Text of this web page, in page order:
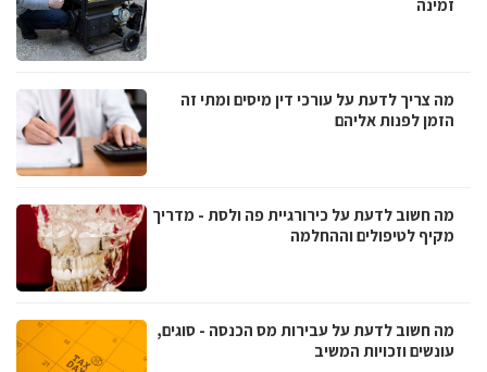
זמינה
מה צריך לדעת על עורכי דין מיסים ומתי זה
הזמן לפנות אליהם
מה חשוב לדעת על כירורגיית פה ולסת - מדריך
מקיף לטיפולים וההחלמה
מה חשוב לדעת על עבירות מס הכנסה - סוגים,
עונשים וזכויות המשיב